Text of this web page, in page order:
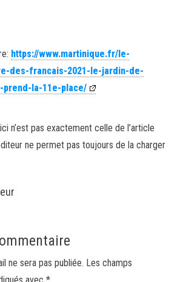
https://www.martinique.fr/le-
des-francais-2021-le-jardin-de-
prend-la-11e-place/
n’est pas exactement celle de l’article
ne permet pas toujours de la charger
ne sera pas publiée. Les champs